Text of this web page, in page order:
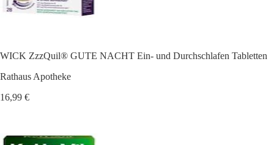
WICK ZzzQuil® GUTE NACHT Ein- und Durchschlafen Tabletten
Rathaus Apotheke
16,99 €